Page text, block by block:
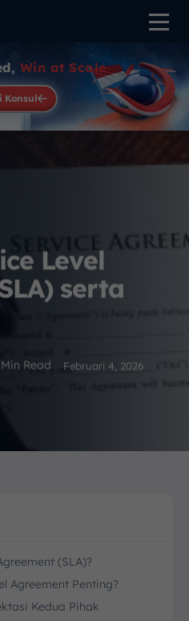
Win at Scale
Konsul
Level
serta
Min Read Februari 4, 2026
(SLA)?
Agreement Penting?
Kedua Pihak